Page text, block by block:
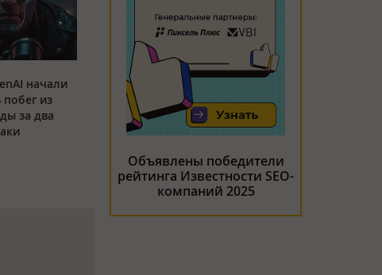
начали
из
за два
Объявлены победители
рейтинга Известности SEO-
компаний 2025